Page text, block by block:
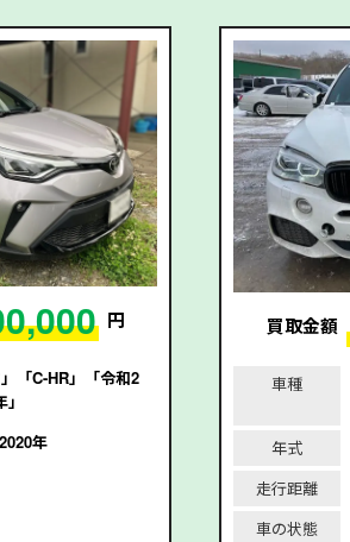
円
」「C-HR」「令和2
年
買取金額
車種
年式
走行距離
車の状態